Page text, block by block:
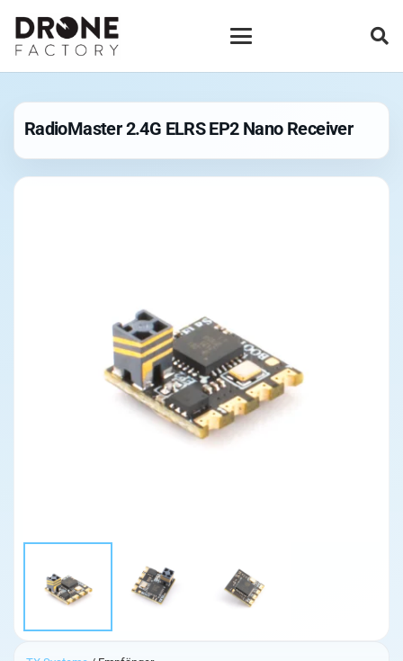
RadioMaster 2.4G ELRS EP2 Nano Receiver